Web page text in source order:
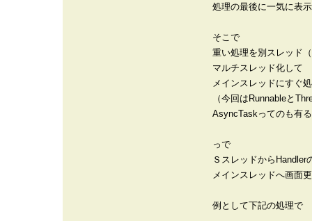
処理の最後に一気に表
そこで
重い処理を別スレッド
マルチスレッド化して
メインスレッドにすぐ
（今回はRunnableと
AsyncTaskってのも有
っで
ＳスレッドからHandler
メインスレッドへ画面
例として下記の処理で